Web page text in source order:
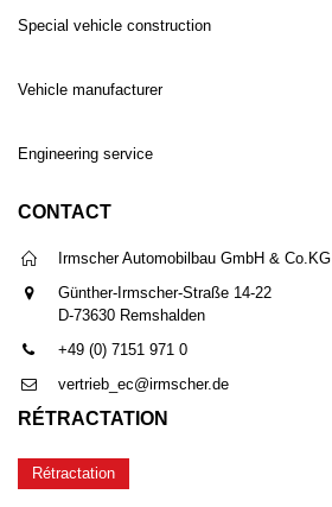
Special vehicle construction
Vehicle manufacturer
Engineering service
CONTACT
Irmscher Automobilbau GmbH & Co.KG
Günther-Irmscher-Straße 14-22
D-73630 Remshalden
+49 (0) 7151 971 0
vertrieb_ec@irmscher.de
RÉTRACTATION
Rétractation